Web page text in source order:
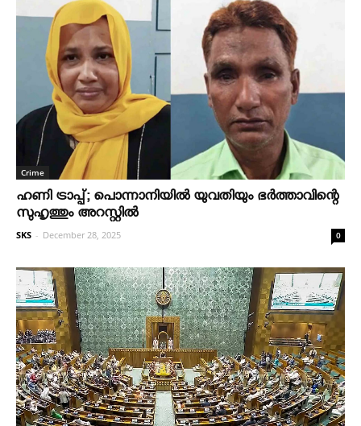
Crime
ഹണി ട്രാപ്പ്; പൊന്നാനിയില്‍ യുവതിയും ഭര്‍ത്താവിന്റെ
സുഹൃത്തും അറസ്റ്റില്‍
SKS - December 28, 2025 0